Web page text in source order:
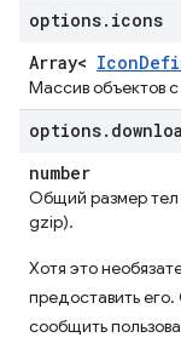
options. icons
Array< Icon
Массив объектов
options.
number
Общий размер тел
gzip).
Хотя это
предоставить
сообщить